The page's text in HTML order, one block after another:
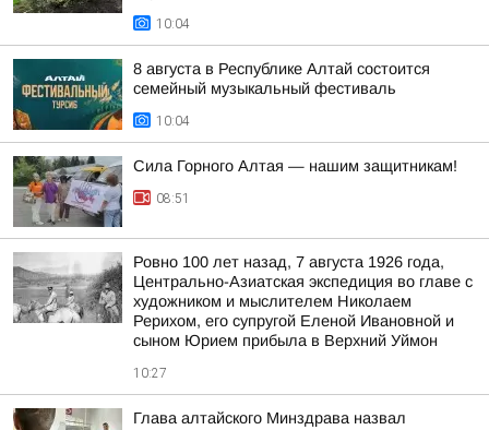
10:04
8 августа в Республике Алтай состоится
семейный музыкальный фестиваль
10:04
Сила Горного Алтая — нашим защитникам!
08:51
Ровно 100 лет назад, 7 августа 1926 года,
Центрально-Азиатская экспедиция во главе с
художником и мыслителем Николаем
Рерихом, его супругой Еленой Ивановной и
сыном Юрием прибыла в Верхний Уймон
10:27
Глава алтайского Минздрава назвал